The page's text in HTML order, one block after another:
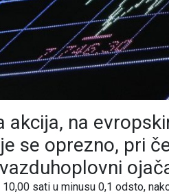
akcija, na
se oprezno, pri
sati u minusu 0,1 odsto,